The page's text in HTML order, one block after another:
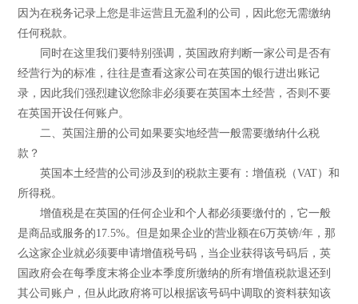
因为在税务记录上您是非运营且无盈利的公司，因此您无需缴纳
任何税款。
同时在这里我们要特别强调，英国政府判断一家公司是否有
经营行为的标准，往往是查看这家公司在英国的银行进出账记
录，因此我们强烈建议您除非必须要在英国本土经营，否则不要
在英国开设任何账户。
二、英国注册的公司如果要实地经营一般需要缴纳什么税
款？
英国本土经营的公司涉及到的税款主要有：增值税（VAT）和
所得税。
增值税是在英国的任何企业和个人都必须要缴付的，它一般
是商品或服务的17.5%。但是如果企业的营业额在6万英镑/年，那
么这家企业就必须要申请增值税号码，当企业获得该号码后，英
国政府会在每季度末将企业本季度所缴纳的所有增值税款退还到
其公司账户，但从此政府将可以根据该号码中调取的资料获知该